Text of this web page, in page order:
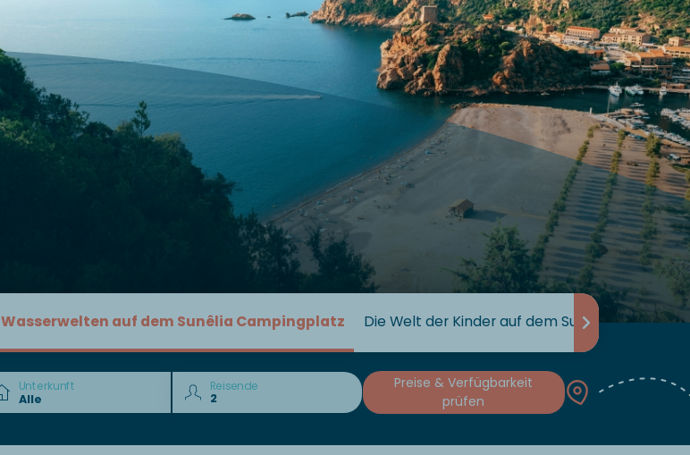
Wasserwelten auf dem Sunêlia Campingplatz Die Welt der Kinder auf dem Sunêlia-
Unterkunft Reisende
Preise & Verfügbarkeit
prüfen